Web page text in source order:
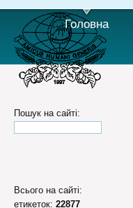
Головна
Пошук на сайті:
Всього на сайті:
етикеток: 22877